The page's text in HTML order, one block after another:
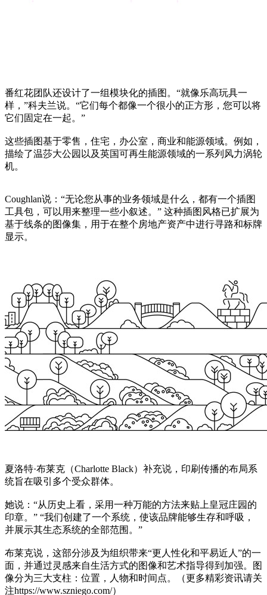
番红花团队还设计了一组模块化的插图。“就像乐高玩具一
样，”科夫兰说。“它们每个都像一个很小的正方形，您可以将
它们固定在一起。”
这些插图基于零售，住宅，办公室，商业和能源领域。例如，
描绘了温莎大公园以及英国可再生能源领域的一系列风力涡轮
机。
Coughlan说：“无论您从事的业务领域是什么，都有一个插图
工具包，可以用来整理一些小叙述。” 这种插图风格已扩展为
基于线条的图像集，用于在整个房地产资产中进行寻路和标牌
显示。
夏洛特·布莱克（Charlotte Black）补充说，印刷传播的布局系
统旨在吸引多个受众群体。
她说：“从历史上看，采用一种万能的方法来贴上皇冠庄园的
印章。” “我们创建了一个系统，使该品牌能够生存和呼吸，
并展示其生态系统的全部范围。”
布莱克说，这部分涉及为组织带来“更人性化和平易近人”的一
面，并通过灵感来自生活方式的图像和艺术指导得到加强。图
像分为三大支柱：位置，人物和时间点。（更多精彩资讯请关
注https://www.szniego.com/）